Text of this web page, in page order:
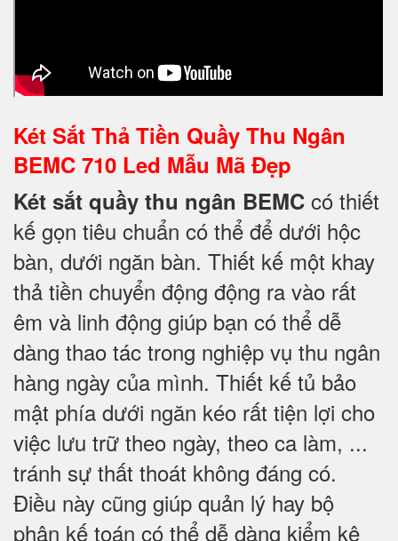
Két Sắt Thả Tiền Quầy Thu Ngân
BEMC 710 Led Mẫu Mã Đẹp
Két sắt quầy thu ngân BEMC có thiết
kế gọn tiêu chuẩn có thể để dưới hộc
bàn, dưới ngăn bàn. Thiết kế một khay
thả tiền chuyển động động ra vào rất
êm và linh động giúp bạn có thể dễ
dàng thao tác trong nghiệp vụ thu ngân
hàng ngày của mình. Thiết kế tủ bảo
mật phía dưới ngăn kéo rất tiện lợi cho
việc lưu trữ theo ngày, theo ca làm, ...
tránh sự thất thoát không đáng có.
Điều này cũng giúp quản lý hay bộ
phận kế toán có thể dễ dàng kiểm kê